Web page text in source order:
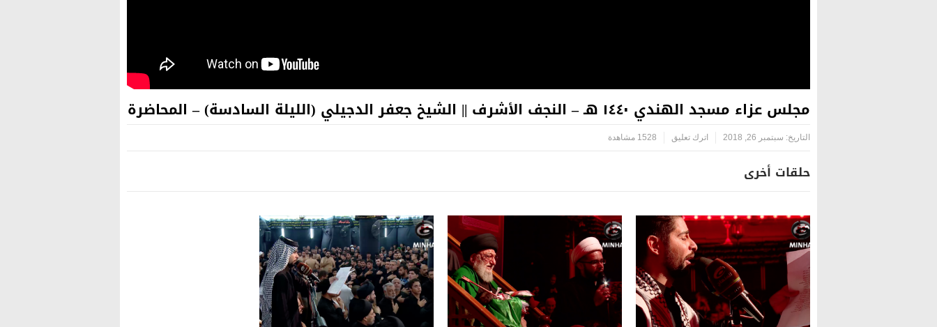
مجلس عزاء مسجد الهندي ١٤٤٠ هـ – النجف الأشرف || الشيخ جعفر الدجيلي (الليلة السادسة) – المحاضرة
التاريخ: سبتمبر 26, 2018 اترك تعليق 1528 مشاهدة
حلقات أخرى